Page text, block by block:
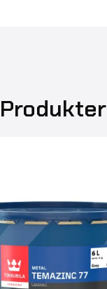
Produkter